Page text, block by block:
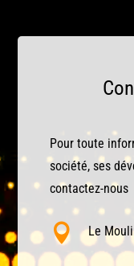
Pour toute
société, ses
contactez-nous
 Le